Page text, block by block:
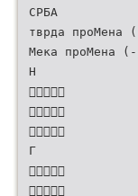
СРБА
тврда проМена
Мека проМена
Н



Г

